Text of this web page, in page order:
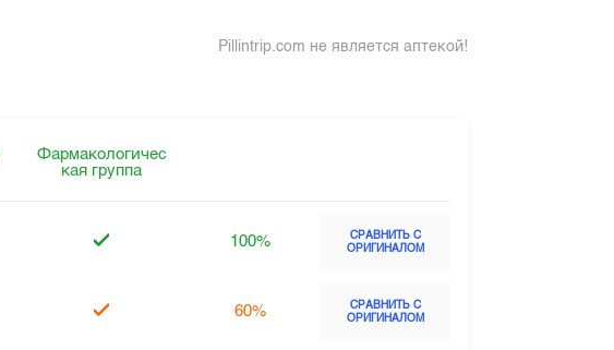
Pillintrip.com не является аптекой!
Фармакологичес
кая группа
100%
СРАВНИТЬ С
ОРИГИНАЛОМ
60%
СРАВНИТЬ С
ОРИГИНАЛОМ